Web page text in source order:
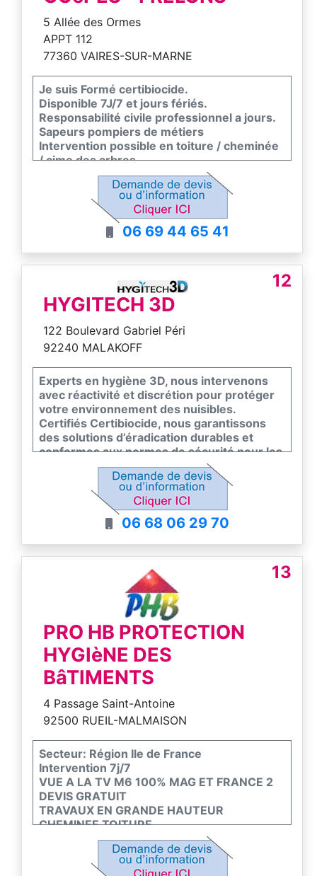
5 Allée des Ormes
APPT 112
77360 VAIRES-SUR-MARNE
Je suis Formé certibiocide.
Disponible 7J/7 et jours fériés.
Responsabilité civile professionnel a jours.
Sapeurs pompiers de métiers
Intervention possible en toiture / cheminée
/ cime des arbres ...
06 69 44 65 41
12
HYGITECH 3D
122 Boulevard Gabriel Péri
92240 MALAKOFF
Experts en hygiène 3D, nous intervenons
avec réactivité et discrétion pour protéger
votre environnement des nuisibles.
Certifiés Certibiocide, nous garantissons
des solutions d’éradication durables et
conformes aux normes de sécurité pour les
particuliers et les professionnels. Notre
équipe s’engage sur un diagnostic précis et
un suivi rigoureux pour assainir vos locaux
durablement. Faites le choix de l’efficacité et
de la sérénité avec un partenaire de
06 68 06 29 70
13
PRO HB PROTECTION
HYGIèNE DES
BâTIMENTS
4 Passage Saint-Antoine
92500 RUEIL-MALMAISON
Secteur: Région Ile de France
Intervention 7j/7
VUE A LA TV M6 100% MAG ET FRANCE 2
DEVIS GRATUIT
TRAVAUX EN GRANDE HAUTEUR
CHEMINEE TOITURE
DEVIS GRATUIT ENTREPRISE AGREE